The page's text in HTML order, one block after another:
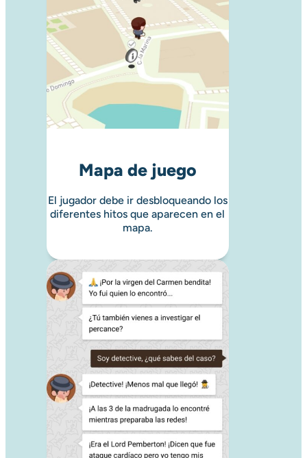
Mapa de juego
El jugador debe ir desbloqueando los
diferentes hitos que aparecen en el
mapa.